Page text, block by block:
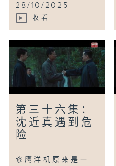
28/10/2025
收看
第三十六集：
沈近真遇到危
险
修鹰洋机原来是一